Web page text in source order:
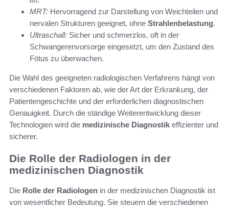
MRT: Hervorragend zur Darstellung von Weichteilen und
nervalen Strukturen geeignet, ohne Strahlenbelastung.
Ultraschall: Sicher und schmerzlos, oft in der
Schwangerenvorsorge eingesetzt, um den Zustand des
Fötus zu überwachen.
Die Wahl des geeigneten radiologischen Verfahrens hängt von
verschiedenen Faktoren ab, wie der Art der Erkrankung, der
Patientengeschichte und der erforderlichen diagnostischen
Genauigkeit. Durch die ständige Weiterentwicklung dieser
Technologien wird die medizinische Diagnostik effizienter und
sicherer.
Die Rolle der Radiologen in der
medizinischen Diagnostik
Die Rolle der Radiologen in der medizinischen Diagnostik ist
von wesentlicher Bedeutung. Sie steuern die verschiedenen